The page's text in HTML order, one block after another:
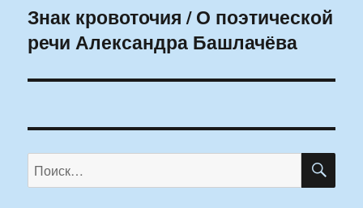
Следующая
запись:
Знак кровоточия / О поэтической
речи Александра Башлачёва
Искать: